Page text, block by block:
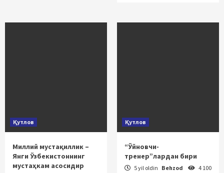
Қутлов
Миллий мустақиллик –
Янги Ўзбекистоннинг
мустаҳкам асосидир
Қутлов
“Ўйновчи-
тренер”лардан бири
5 yil oldin Behzod 4 100